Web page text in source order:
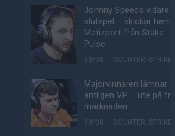
Johnny Speeds vidare till
slutspel – skickar hem
Metizport från Stake
Pulse
03/08 COUNTER-STRIKE
Majorvinnaren lämnar
äntligen VP – ute på fria
marknaden
03/08 COUNTER-STRIKE